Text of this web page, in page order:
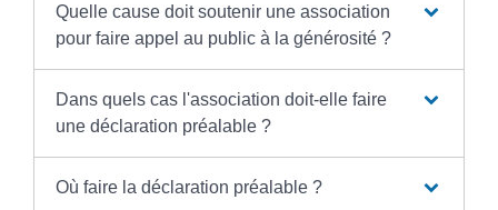
Quelle cause doit soutenir une association
pour faire appel au public à la générosité ?
Dans quels cas l'association doit-elle faire
une déclaration préalable ?
Où faire la déclaration préalable ?